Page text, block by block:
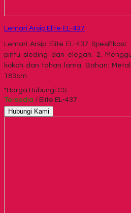
Lemari Arsip Elite EL-437
Lemari Arsip Elite EL-437
pintu sleding dan elegan. 2.
kokoh dan tahan lama. Bahan:
183cm
*Harga Hubungi CS
Tersedia / Elite EL-437
Hubungi Kami